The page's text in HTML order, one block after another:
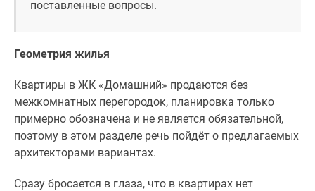
поставленные вопросы.
Геометрия жилья
Квартиры в ЖК «Домашний» продаются без
межкомнатных перегородок, планировка только
примерно обозначена и не является обязательной,
поэтому в этом разделе речь пойдёт о предлагаемых
архитекторами вариантах.
Сразу бросается в глаза, что в квартирах нет